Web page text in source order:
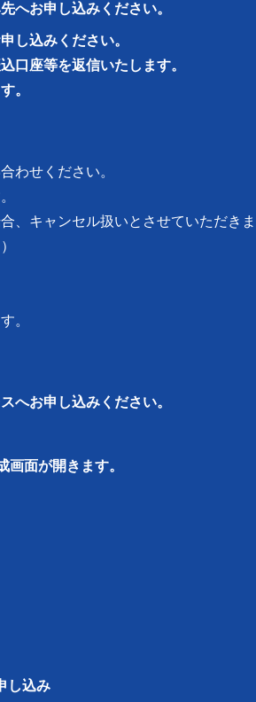
へお申し込みください。
し込みください。
口座等を返信いたします。
。
わせください。
、キャンセル扱いとさせていただき
。
へお申し込みください。
面が開きます。
し込み